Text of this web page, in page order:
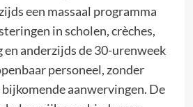
een massaal programma
in scholen, crèches,
anderzijds de 30-urenweek
personeel, zonder
aanwervingen. De